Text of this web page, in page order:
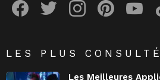
LES PLUS
Les Meilleures